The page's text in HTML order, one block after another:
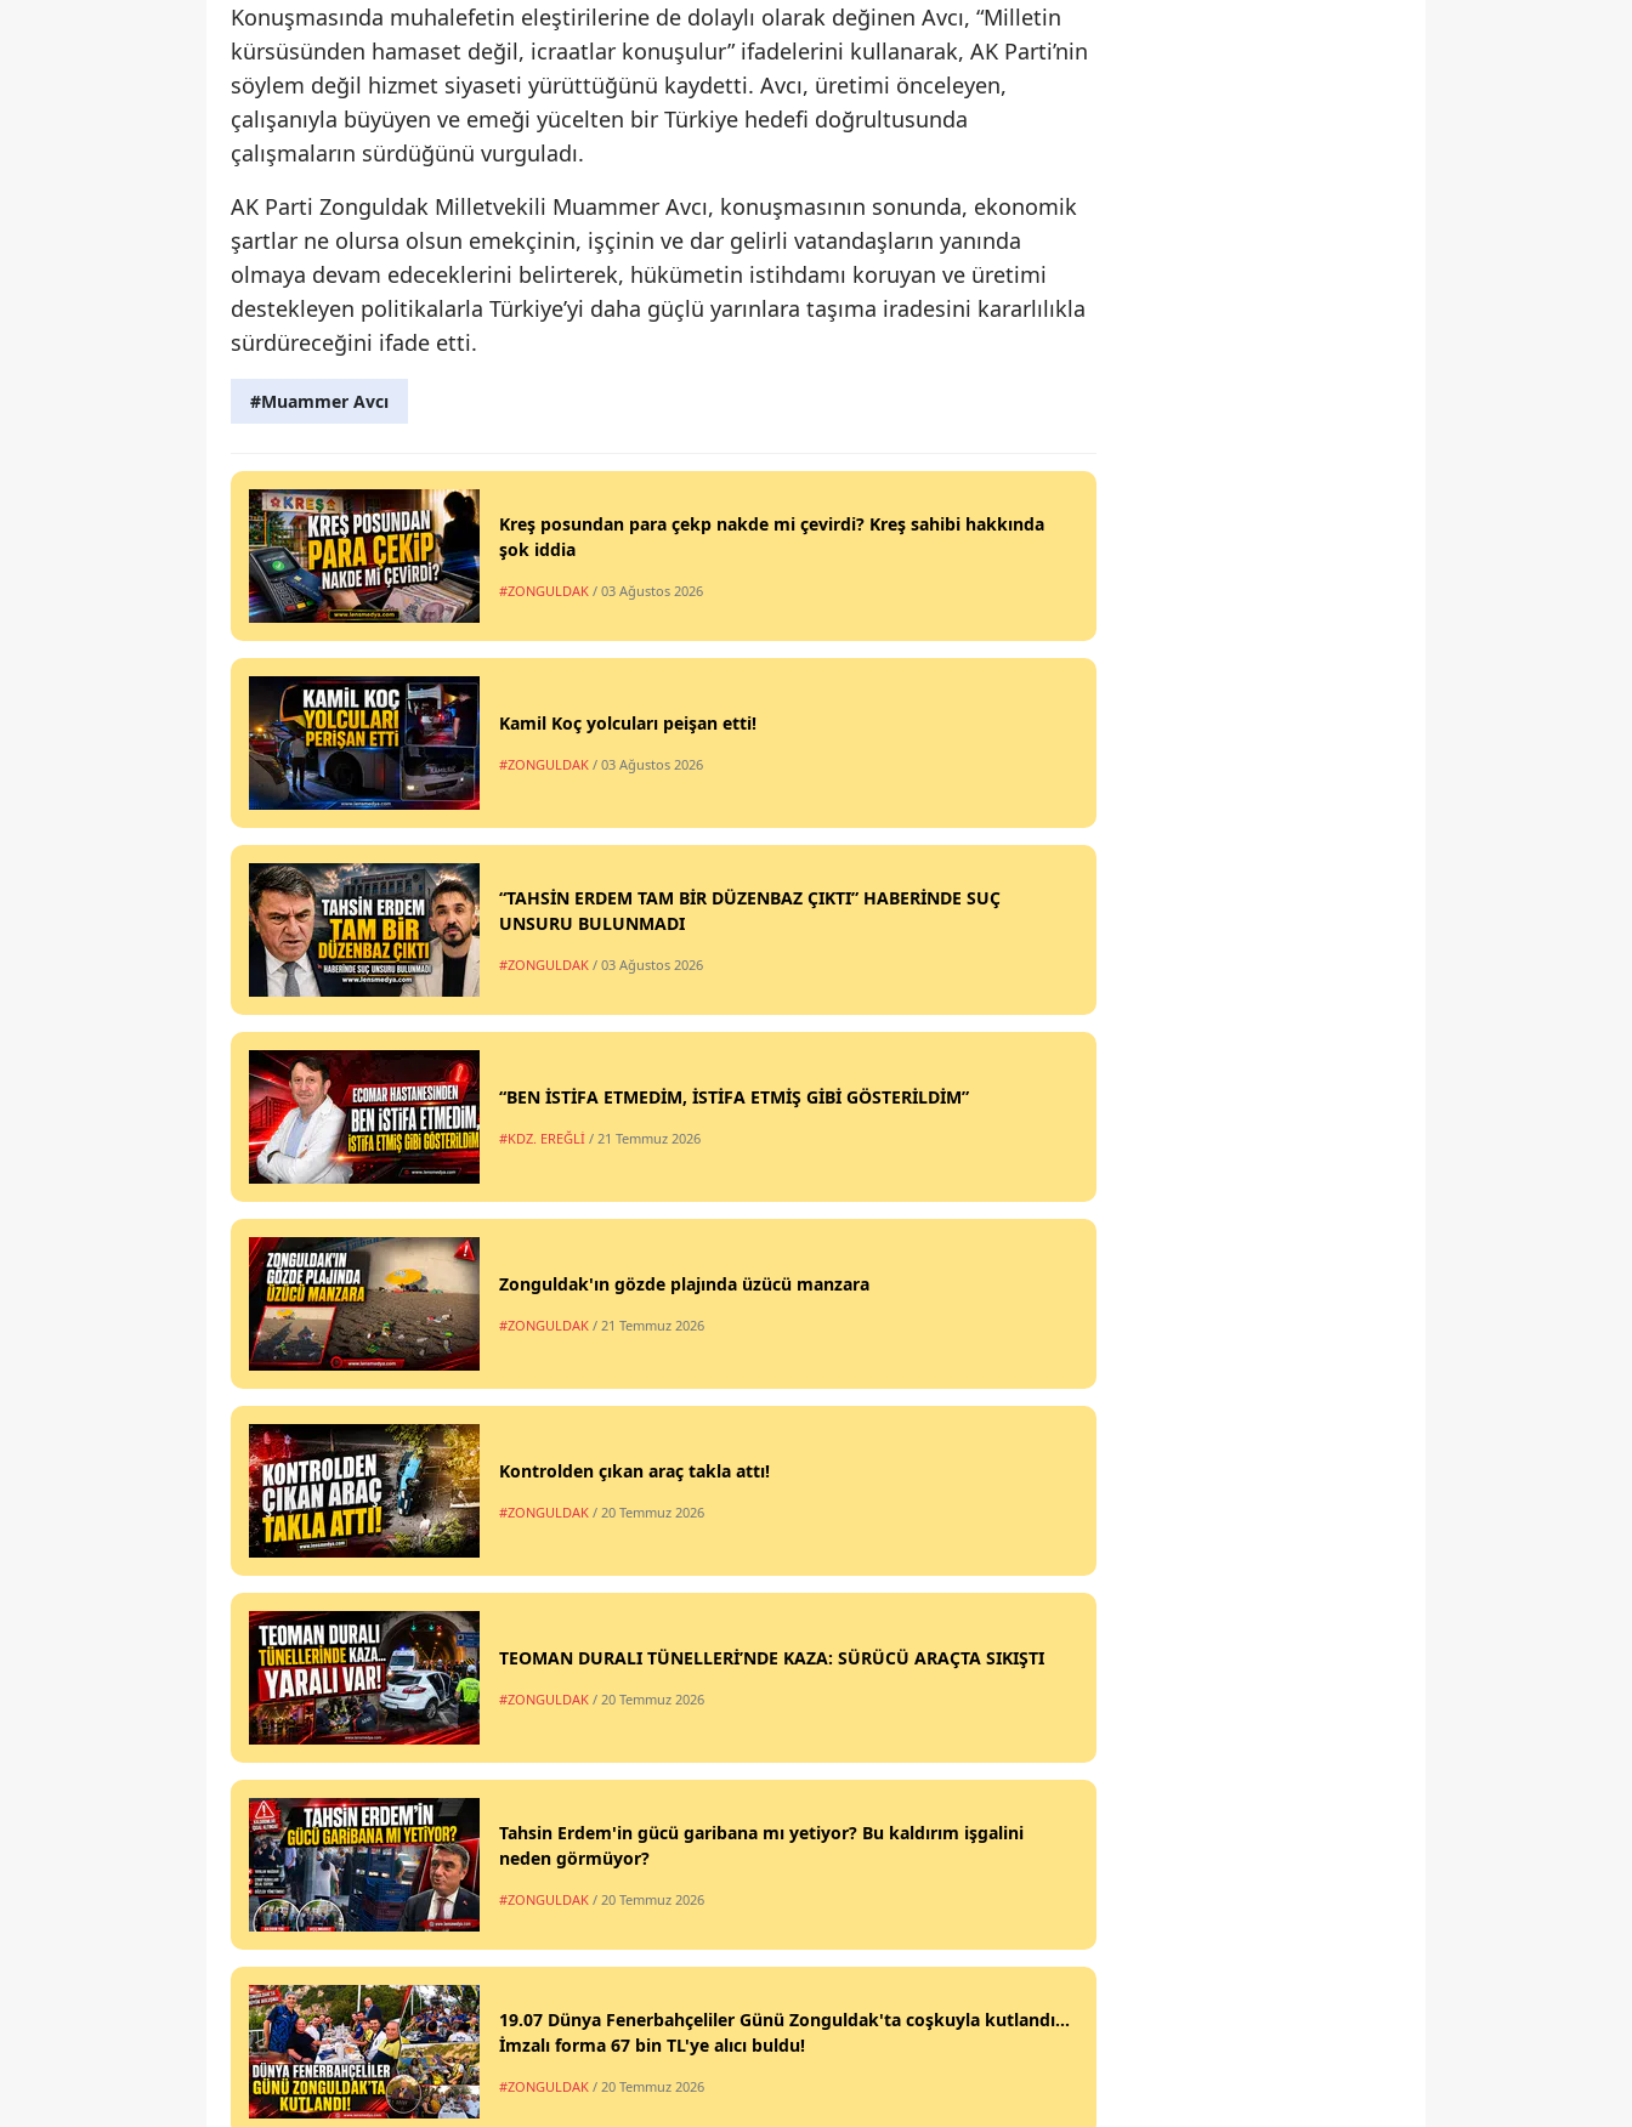
Konuşmasında muhalefetin eleştirilerine de dolaylı olarak değinen Avcı, “Milletin
kürsüsünden hamaset değil, icraatlar konuşulur” ifadelerini kullanarak, AK Parti’nin
söylem değil hizmet siyaseti yürüttüğünü kaydetti. Avcı, üretimi önceleyen,
çalışanıyla büyüyen ve emeği yücelten bir Türkiye hedefi doğrultusunda
çalışmaların sürdüğünü vurguladı.
AK Parti Zonguldak Milletvekili Muammer Avcı, konuşmasının sonunda, ekonomik
şartlar ne olursa olsun emekçinin, işçinin ve dar gelirli vatandaşların yanında
olmaya devam edeceklerini belirterek, hükümetin istihdamı koruyan ve üretimi
destekleyen politikalarla Türkiye’yi daha güçlü yarınlara taşıma iradesini kararlılıkla
sürdüreceğini ifade etti.
#Muammer Avcı
Kreş posundan para çekp nakde mi çevirdi? Kreş sahibi hakkında
şok iddia
#ZONGULDAK / 03 Ağustos 2026
Kamil Koç yolcuları peişan etti!
#ZONGULDAK / 03 Ağustos 2026
“TAHSİN ERDEM TAM BİR DÜZENBAZ ÇIKTI” HABERİNDE SUÇ
UNSURU BULUNMADI
#ZONGULDAK / 03 Ağustos 2026
“BEN İSTİFA ETMEDİM, İSTİFA ETMİŞ GİBİ GÖSTERİLDİM”
#KDZ. EREĞLİ / 21 Temmuz 2026
Zonguldak'ın gözde plajında üzücü manzara
#ZONGULDAK / 21 Temmuz 2026
Kontrolden çıkan araç takla attı!
#ZONGULDAK / 20 Temmuz 2026
TEOMAN DURALI TÜNELLERİ’NDE KAZA: SÜRÜCÜ ARAÇTA SIKIŞTI
#ZONGULDAK / 20 Temmuz 2026
Tahsin Erdem'in gücü garibana mı yetiyor? Bu kaldırım işgalini
neden görmüyor?
#ZONGULDAK / 20 Temmuz 2026
19.07 Dünya Fenerbahçeliler Günü Zonguldak'ta coşkuyla kutlandı...
İmzalı forma 67 bin TL'ye alıcı buldu!
#ZONGULDAK / 20 Temmuz 2026